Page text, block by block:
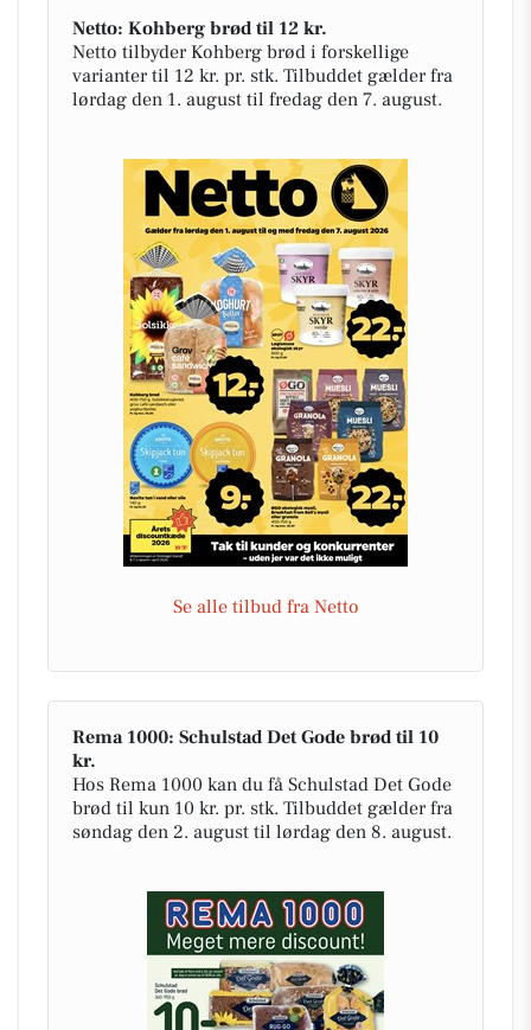
Netto: Kohberg brød til 12 kr.
Netto tilbyder Kohberg brød i forskellige
varianter til 12 kr. pr. stk. Tilbuddet gælder fra
lørdag den 1. august til fredag den 7. august.
Se alle tilbud fra Netto
Rema 1000: Schulstad Det Gode brød til 10
kr.
Hos Rema 1000 kan du få Schulstad Det Gode
brød til kun 10 kr. pr. stk. Tilbuddet gælder fra
søndag den 2. august til lørdag den 8. august.